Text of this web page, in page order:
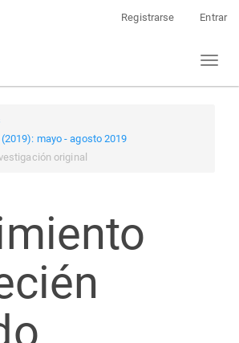
Registrarse Entrar
Toggle
mayo - agosto 2019
original